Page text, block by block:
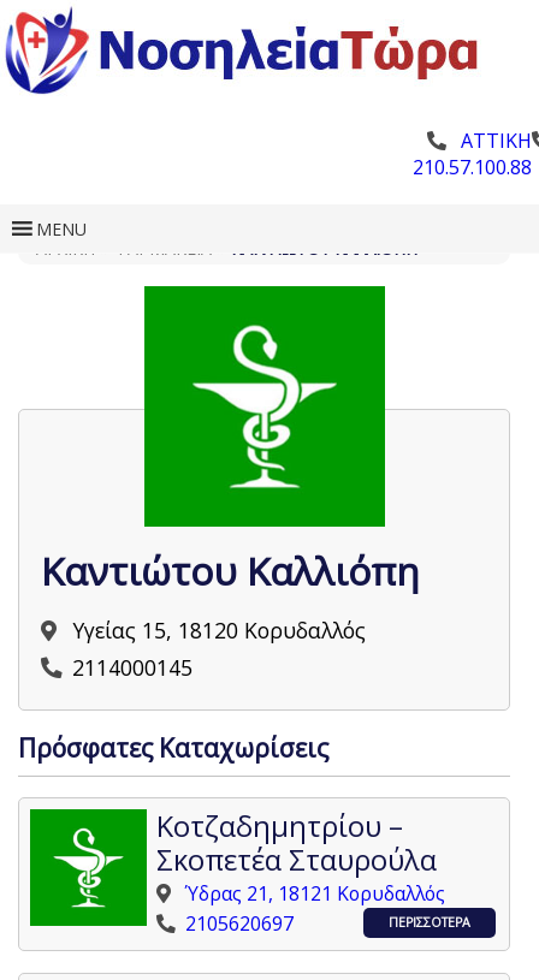
ΑΤΤΙΚΗ
210.57.100.88
MENU
Καντιώτου Καλλιόπη
Υγείας 15, 18120 Κορυδαλλός
2114000145
Πρόσφατες Καταχωρίσεις
Κοτζαδημητρίου –
Σκοπετέα Σταυρούλα
Ύδρας 21, 18121 Κορυδαλλός
2105620697
ΠΕΡΙΣΣΟΤΕΡΑ